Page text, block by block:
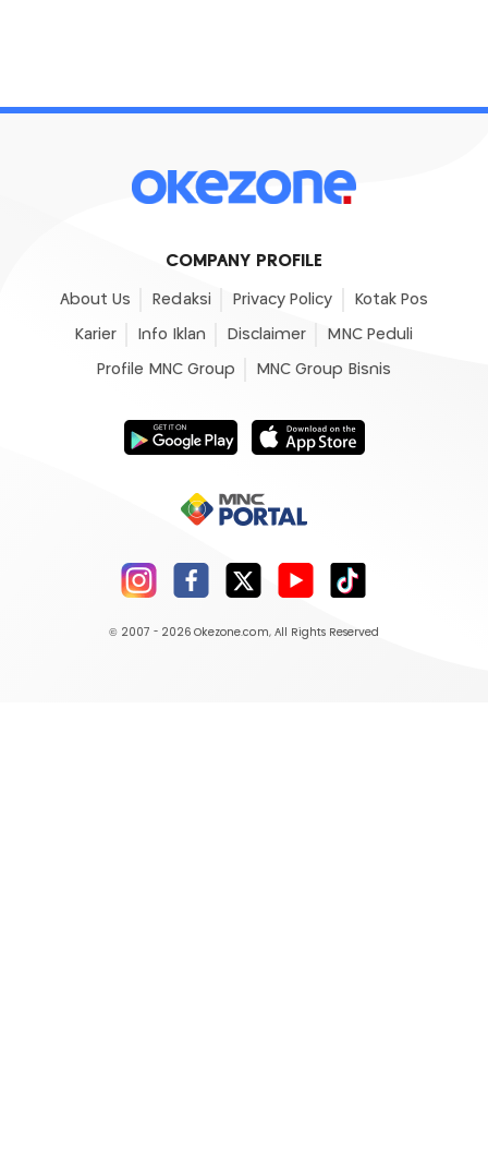
COMPANY PROFILE
About Us Redaksi Privacy Policy Kotak Pos
Karier Info Iklan Disclaimer MNC Peduli
Profile MNC Group MNC Group Bisnis
© 2007 - 2026 Okezone.com, All Rights Reserved